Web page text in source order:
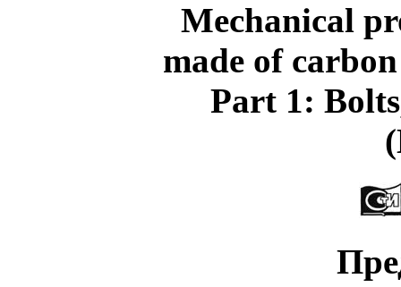
Mechanical
made of
Part 1: